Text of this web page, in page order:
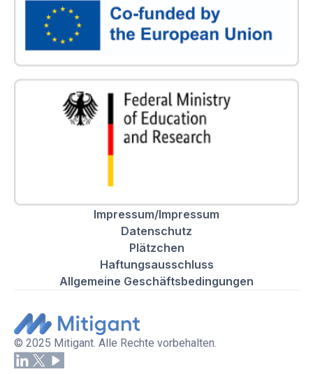
Impressum/Impressum
Datenschutz
Plätzchen
Haftungsausschluss
Allgemeine Geschäftsbedingungen
© 2025 Mitigant. Alle Rechte vorbehalten.